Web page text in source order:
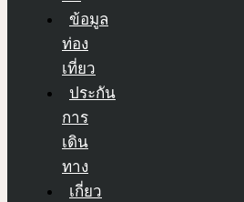
ข้อมูล
ท่อง
เที่ยว
ประกัน
การ
เดิน
ทาง
เกี่ยว